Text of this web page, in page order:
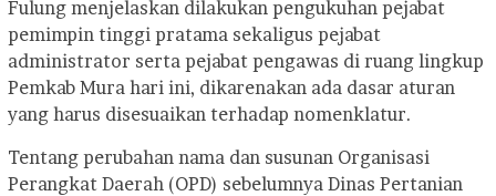
Fulung menjelaskan dilakukan pengukuhan pejabat
pemimpin tinggi pratama sekaligus pejabat
administrator serta pejabat pengawas di ruang lingkup
Pemkab Mura hari ini, dikarenakan ada dasar aturan
yang harus disesuaikan terhadap nomenklatur.
Tentang perubahan nama dan susunan Organisasi
Perangkat Daerah (OPD) sebelumnya Dinas Pertanian